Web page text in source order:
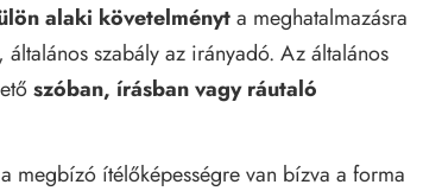
alaki követelményta meghatalmazásra
szabály az irányadó. Az általános
szóban, írásban vagy ráutaló
megbízó ítélőképességre van bízva a forma